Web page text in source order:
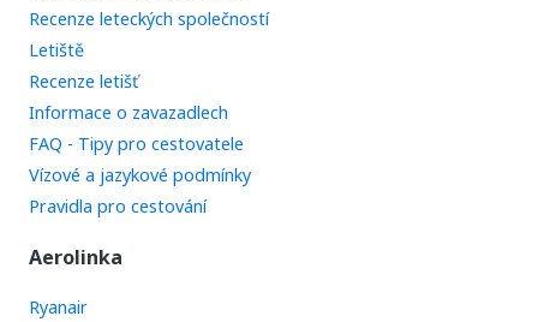
Recenze leteckých společností
Letiště
Recenze letišť
Informace o zavazadlech
FAQ - Tipy pro cestovatele
Vízové a jazykové podmínky
Pravidla pro cestování
Aerolinka
Ryanair